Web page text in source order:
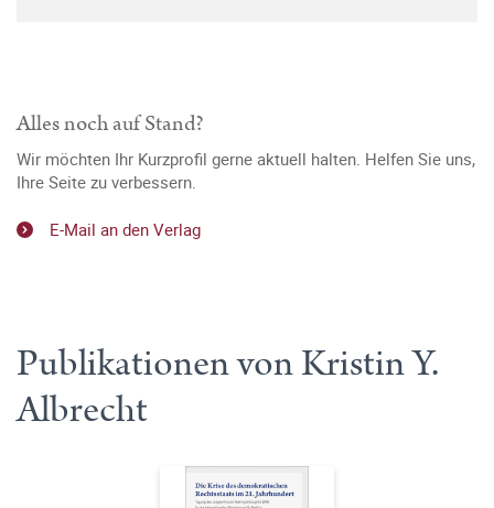
Alles noch auf Stand?
Wir möchten Ihr Kurzprofil gerne aktuell halten. Helfen Sie uns,
Ihre Seite zu verbessern.
E-Mail an den Verlag
Publikationen von Kristin Y.
Albrecht